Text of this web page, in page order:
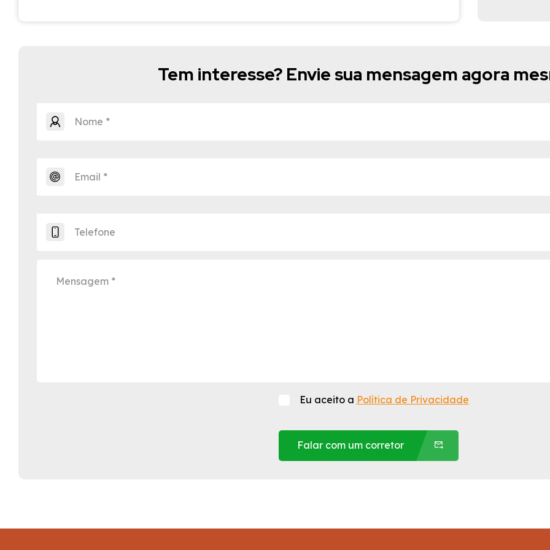
Tem interesse? Envie sua mensagem agora
Eu aceito a Política de Privacidade
Falar com um corretor